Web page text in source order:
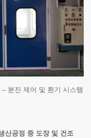
산공정 중 도장 및 건조